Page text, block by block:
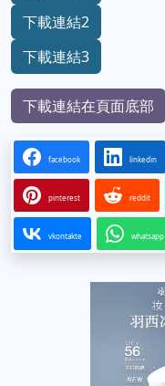
下載連結2
下載連結3
下載連結在頁面底部
facebook linkedin
pinterest reddit
vkontakte whatsapp